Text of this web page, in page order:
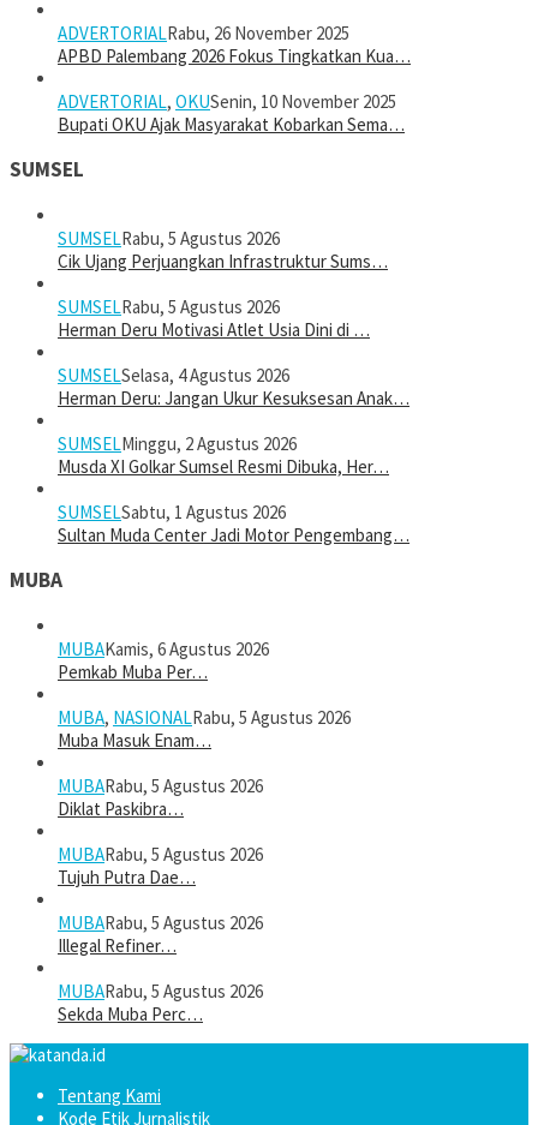
ADVERTORIALRabu, 26 November 2025
APBD Palembang 2026 Fokus Tingkatkan Kua…
ADVERTORIAL, OKUSenin, 10 November 2025
Bupati OKU Ajak Masyarakat Kobarkan Sema…
SUMSEL
SUMSELRabu, 5 Agustus 2026
Cik Ujang Perjuangkan Infrastruktur Sums…
SUMSELRabu, 5 Agustus 2026
Herman Deru Motivasi Atlet Usia Dini di …
SUMSELSelasa, 4 Agustus 2026
Herman Deru: Jangan Ukur Kesuksesan Anak…
SUMSELMinggu, 2 Agustus 2026
Musda XI Golkar Sumsel Resmi Dibuka, Her…
SUMSELSabtu, 1 Agustus 2026
Sultan Muda Center Jadi Motor Pengembang…
MUBA
MUBAKamis, 6 Agustus 2026
Pemkab Muba Per…
MUBA, NASIONALRabu, 5 Agustus 2026
Muba Masuk Enam…
MUBARabu, 5 Agustus 2026
Diklat Paskibra…
MUBARabu, 5 Agustus 2026
Tujuh Putra Dae…
MUBARabu, 5 Agustus 2026
Illegal Refiner…
MUBARabu, 5 Agustus 2026
Sekda Muba Perc…
Tentang Kami
Kode Etik Jurnalistik